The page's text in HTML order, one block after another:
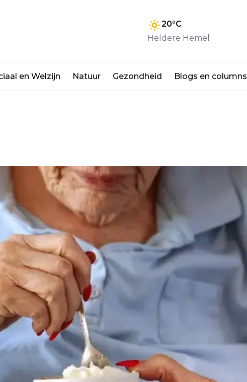
20°C
Heldere Hemel
en Welzijn Natuur Gezondheid Blogs en columns